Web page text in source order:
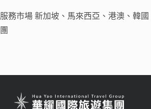
服務市場 新加坡、馬來西亞、港澳、韓
團